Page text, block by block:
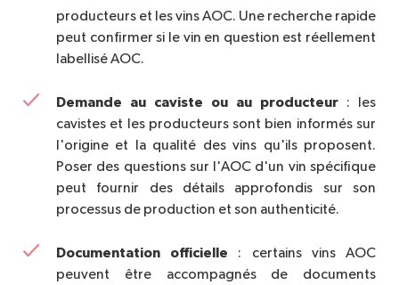
producteurs et les vins AOC. Une recherche rapide
peut confirmer si le vin en question est réellement
labellisé AOC.
Demande au caviste ou au producteur : les
cavistes et les producteurs sont bien informés sur
l'origine et la qualité des vins qu'ils proposent.
Poser des questions sur l'AOC d'un vin spécifique
peut fournir des détails approfondis sur son
processus de production et son authenticité.
Documentation officielle : certains vins AOC
peuvent être accompagnés de documents